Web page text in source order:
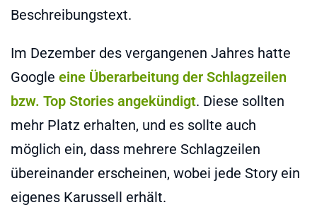
Beschreibungstext.
Im Dezember des vergangenen Jahres hatte
Google eine Überarbeitung der Schlagzeilen
bzw. Top Stories angekündigt. Diese sollten
mehr Platz erhalten, und es sollte auch
möglich ein, dass mehrere Schlagzeilen
übereinander erscheinen, wobei jede Story ein
eigenes Karussell erhält.